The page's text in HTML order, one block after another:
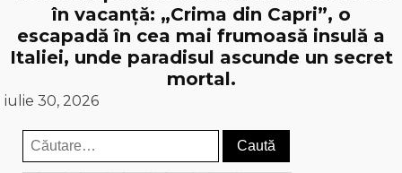
în vacanță: „Crima din Capri”, o
escapadă în cea mai frumoasă insulă a
Italiei, unde paradisul ascunde un secret
mortal.
iulie 30, 2026
Caută
după: